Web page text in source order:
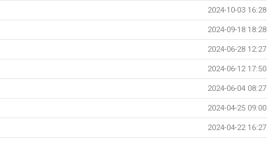
2024-10-03 16:28
2024-09-18 18:28
2024-06-28 12:27
2024-06-12 17:50
2024-06-04 08:27
2024-04-25 09:00
2024-04-22 16:27